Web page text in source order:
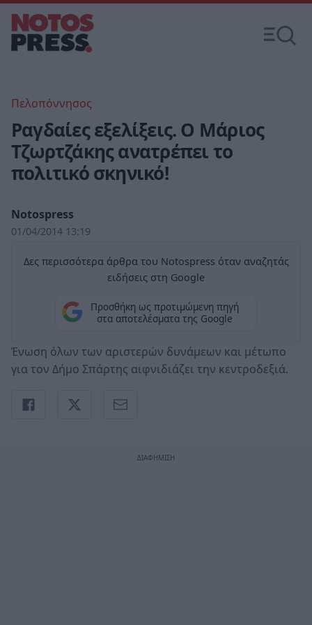
Πελοπόννησος
Ραγδαίες εξελίξεις. Ο Μάριος
Τζωρτζάκης ανατρέπει το
πολιτικό σκηνικό!
Notospress
01/04/2014 13:19
Δες περισσότερα άρθρα του Notospress όταν αναζητάς
ειδήσεις στη Google
Προσθήκη ως προτιμώμενη πηγή
στα αποτελέσματα της Google
Ένωση όλων των αριστερών δυνάμεων και μέτωπο
για τον Δήμο Σπάρτης αιφνιδιάζει την κεντροδεξιά.